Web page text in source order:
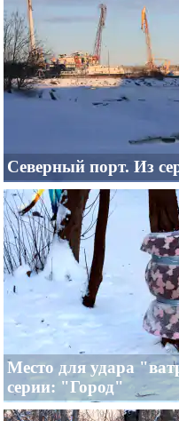
Северный порт. Из
Место для удара
серии: "Город"